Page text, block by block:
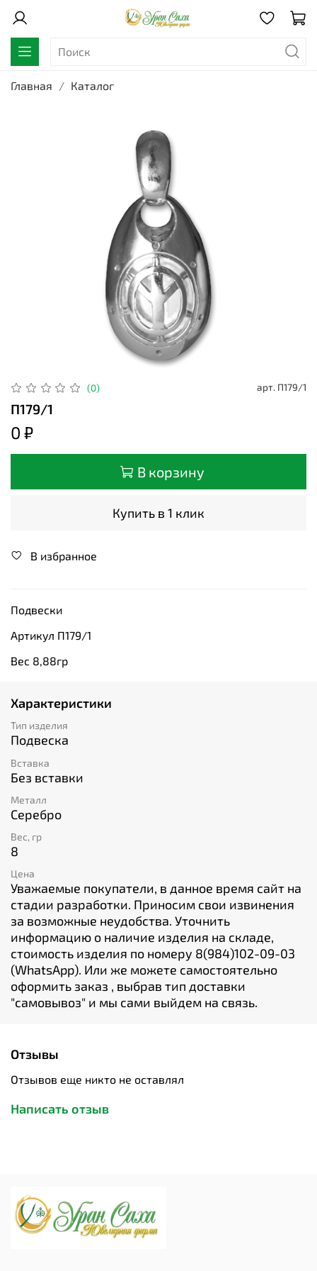
Главная Каталог
(0) арт. П179/1
П179/1
0 ₽
В корзину
Купить в 1 клик
В избранное
Подвески
Артикул П179/1
Вес 8,88гр
Характеристики
Тип изделия
Подвеска
Вставка
Без вставки
Металл
Серебро
Вес, гр
8
Цена
Уважаемые покупатели, в данное время сайт на
стадии разработки. Приносим свои извинения
за возможные неудобства. Уточнить
информацию о наличие изделия на складе,
стоимость изделия по номеру 8(984)102-09-03
(WhatsApp). Или же можете самостоятельно
оформить заказ , выбрав тип доставки
"cамовывоз" и мы сами выйдем на связь.
Отзывы
Отзывов еще никто не оставлял
Написать отзыв